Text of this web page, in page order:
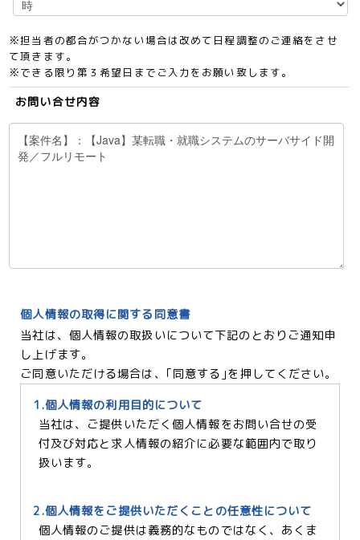
※担当者の都合がつかない場合は改めて日程調整のご連絡をさせ
て頂きます。
※できる限り第３希望日までご入力をお願い致します。
お問い合せ内容
個人情報の取得に関する同意書
当社は、個人情報の取扱いについて下記のとおりご通知申
し上げます。
ご同意いただける場合は、｢同意する｣を押してください。
1.個人情報の利用目的について
当社は、ご提供いただく個人情報をお問い合せの受
付及び対応と求人情報の紹介に必要な範囲内で取り
扱います。
2.個人情報をご提供いただくことの任意性について
個人情報のご提供は義務的なものではなく、あくま